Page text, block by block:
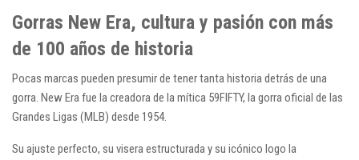
Gorras New Era, cultura y pasión con más
de 100 años de historia
Pocas marcas pueden presumir de tener tanta historia detrás de una
gorra. New Era fue la creadora de la mítica 59FIFTY, la gorra oficial de las
Grandes Ligas (MLB) desde 1954.
Su ajuste perfecto, su visera estructurada y su icónico logo la